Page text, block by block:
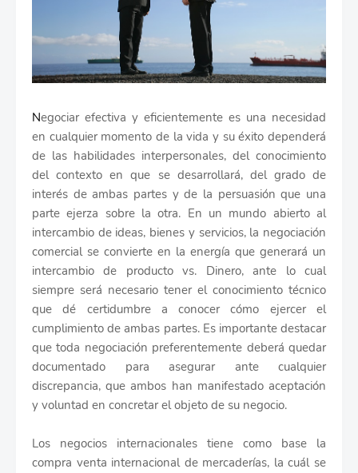
Negociar efectiva y eficientemente es una necesidad
en cualquier momento de la vida y su éxito dependerá
de las habilidades interpersonales, del conocimiento
del contexto en que se desarrollará, del grado de
interés de ambas partes y de la persuasión que una
parte ejerza sobre la otra. En un mundo abierto al
intercambio de ideas, bienes y servicios, la negociación
comercial se convierte en la energía que generará un
intercambio de producto vs. Dinero, ante lo cual
siempre será necesario tener el conocimiento técnico
que dé certidumbre a conocer cómo ejercer el
cumplimiento de ambas partes. Es importante destacar
que toda negociación preferentemente deberá quedar
documentado para asegurar ante cualquier
discrepancia, que ambos han manifestado aceptación
y voluntad en concretar el objeto de su negocio.
Los negocios internacionales tiene como base la
compra venta internacional de mercaderías, la cuál se